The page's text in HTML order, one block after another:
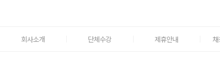
회사소개 단체수강 제휴안내